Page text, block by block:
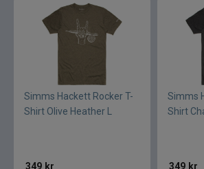
Simms Hackett Rocker T-
Shirt Olive Heather L
349 kr
Simms
Shirt
349 kr